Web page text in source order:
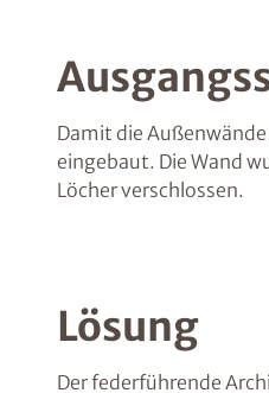
Damit die
eingebaut. Die Wand
Löcher verschlossen.
Lösung
Der federführende